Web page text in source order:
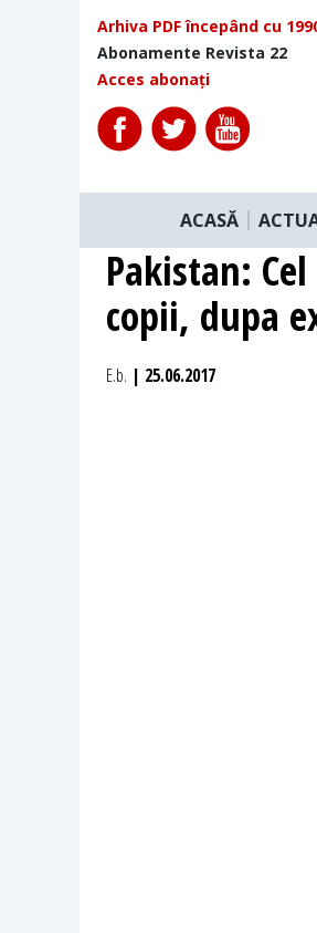
Arhiva PDF începând cu
Abonamente Revista 22
Acces abonați
ACASĂ
Pakistan:
copii, dupa
E.b. | 25.06.2017